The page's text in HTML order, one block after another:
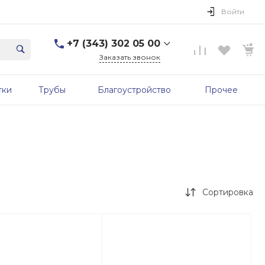
Войти
+7 (343) 302 05 00
г. Екатеринбург, ул.
Заказать звонок
Трубы Благоустройство Прочее
Сортировка